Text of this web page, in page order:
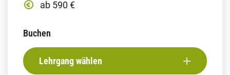
ab 590 €
Buchen
Lehrgang wählen